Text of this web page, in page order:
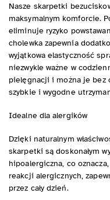
Nasze skarpetki
maksymalnym komforcie.
eliminuje ryzyko
cholewka zapewnia
wyjątkowa elastyczność
niezwykle ważne w
pielęgnacji i można je bez
szybkie i wygodne
Idealne dla alergików
Dzięki naturalnym
skarpetki są doskonałym
hipoalergiczna, co
reakcji alergicznych,
przez cały dzień.